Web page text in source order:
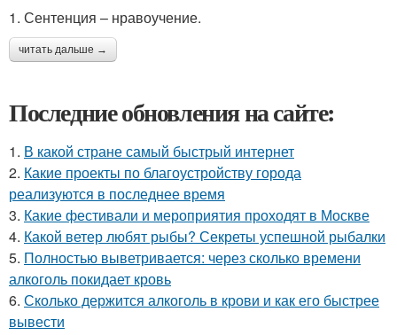
1. Сентенция – нравоучение.
читать дальше →
Последние обновления на сайте:
1. В какой стране самый быстрый интернет
2. Какие проекты по благоустройству города
реализуются в последнее время
3. Какие фестивали и мероприятия проходят в Москве
4. Какой ветер любят рыбы? Секреты успешной рыбалки
5. Полностью выветривается: через сколько времени
алкоголь покидает кровь
6. Сколько держится алкоголь в крови и как его быстрее
вывести